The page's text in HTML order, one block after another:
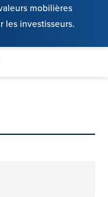
mobilières
les investisseurs.